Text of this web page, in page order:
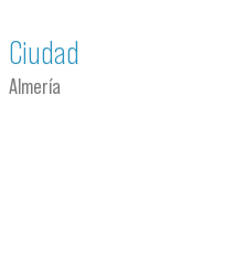
Ciudad
Almería